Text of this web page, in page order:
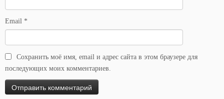
Email *
Сохранить моё имя, email и адрес сайта в этом браузере для
последующих моих комментариев.